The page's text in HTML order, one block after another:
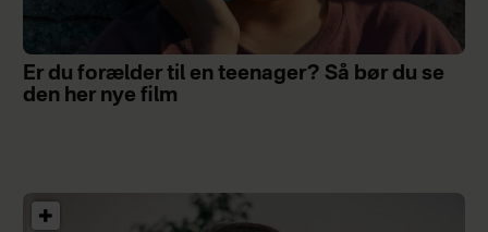
Er du forælder til en teenager? Så bør du se
den her nye film